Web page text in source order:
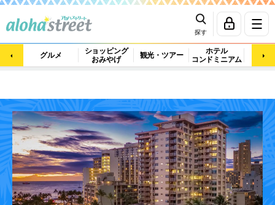
探す
グルメ
ショッピング
おみやげ
観光・ツアー
ホテル
コンドミニアム
マッ